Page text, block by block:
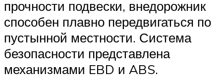
прочности подвески, внедорожник
способен плавно передвигаться по
пустынной местности. Система
безопасности представлена
механизмами EBD и ABS.